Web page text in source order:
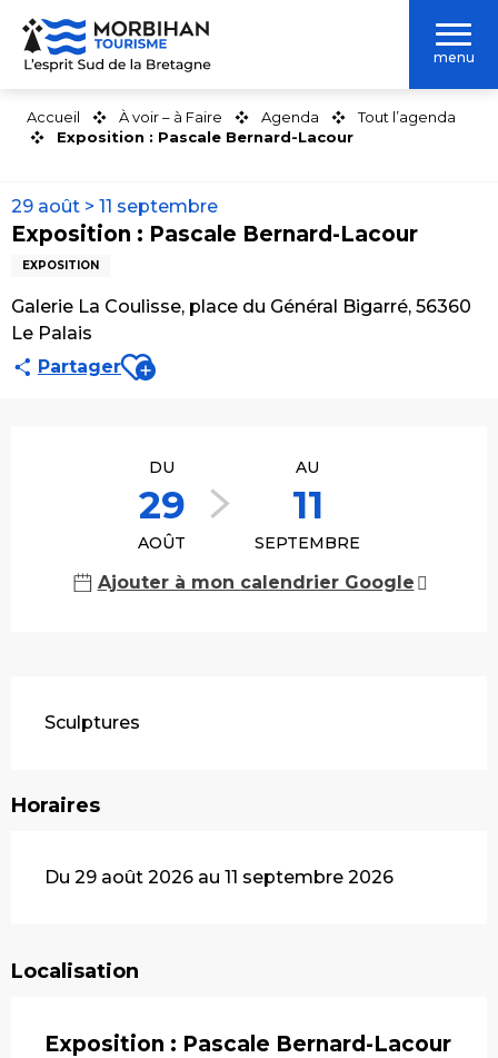
Aller
contenu
menu
Accueil À voir – à Faire Agenda
Tout l’agenda
Exposition : Pascale Bernard-Lacour
29 août > 11 septembre
Exposition : Pascale Bernard-Lacour
EXPOSITION
Galerie La Coulisse, place du Général Bigarré, 56360
Le Palais
PartagerAjouter aux favoris
DU
29
AOÛT
AU
11
SEPTEMBRE
Ajouter à mon calendrier Google
Sculptures
Horaires
Du 29 août 2026 au 11 septembre 2026
Localisation
Exposition : Pascale Bernard-Lacour